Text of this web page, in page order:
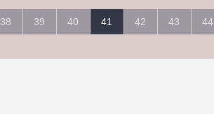
38 39 40 41 42 43 44